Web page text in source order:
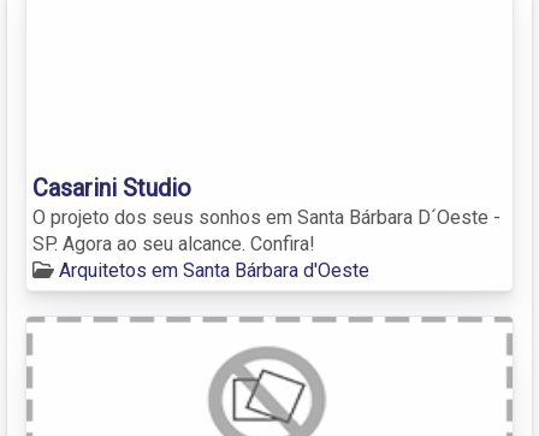
Casarini Studio
O projeto dos seus sonhos em Santa Bárbara D´Oeste -
SP. Agora ao seu alcance. Confira!
Arquitetos em Santa Bárbara d'Oeste